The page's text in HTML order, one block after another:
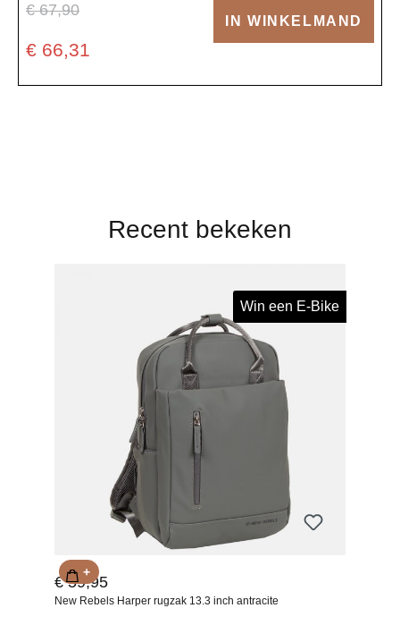
€ 67,90
€ 66,31
IN WINKELMAND
Recent bekeken
Win een E-Bike
€ 59,95
New Rebels Harper rugzak 13.3 inch antracite
+